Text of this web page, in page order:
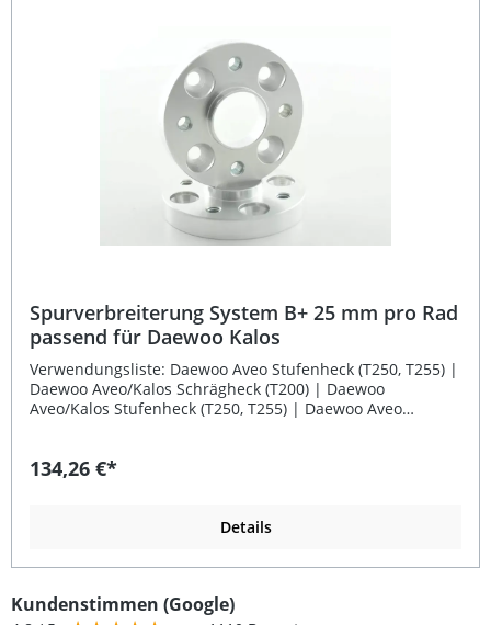
Spurverbreiterung System B+ 25 mm pro Rad
passend für Daewoo Kalos
Verwendungsliste: Daewoo Aveo Stufenheck (T250, T255) |
Daewoo Aveo/Kalos Schrägheck (T200) | Daewoo
Aveo/Kalos Stufenheck (T250, T255) | Daewoo Aveo
mit 25 mm pro Rad bietet eine optimale Lösung zur
hochfestem Aluminium, das auch im Flugzeugbau
Korrosionsschutz und eine ansprechende Optik. Das
und eine sichere Befestigung mit eingepressten
134,26 €*
Details
Kundenstimmen (Google)